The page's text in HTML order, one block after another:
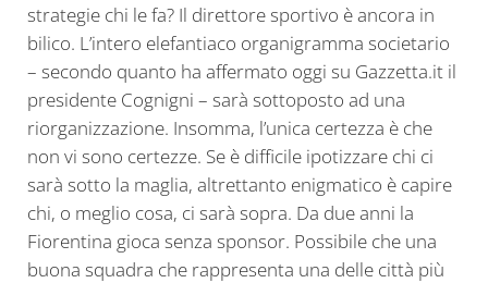
strategie chi le fa? Il direttore sportivo è ancora in
bilico. L’intero elefantiaco organigramma societario
– secondo quanto ha affermato oggi su Gazzetta.it il
presidente Cognigni – sarà sottoposto ad una
riorganizzazione. Insomma, l’unica certezza è che
non vi sono certezze. Se è difficile ipotizzare chi ci
sarà sotto la maglia, altrettanto enigmatico è capire
chi, o meglio cosa, ci sarà sopra. Da due anni la
Fiorentina gioca senza sponsor. Possibile che una
buona squadra che rappresenta una delle città più